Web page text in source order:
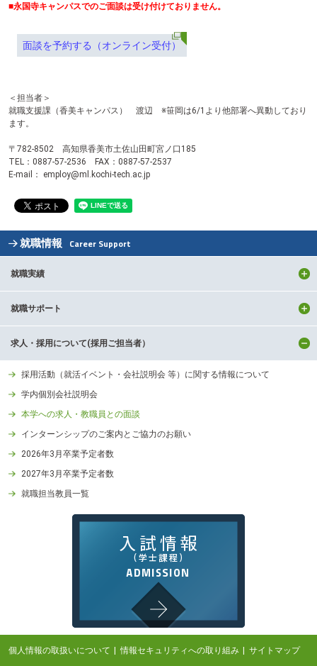
■永国寺キャンパスでのご面談は受け付けておりません。
面談を予約する（オンライン受付）
＜担当者＞
就職支援課（香美キャンパス） 渡辺 ※笹岡は6/1より他部署へ異動しており
ます。
〒782-8502 高知県香美市土佐山田町宮ノ口185
TEL：0887-57-2536 FAX：0887-57-2537
E-mail： employ@ml.kochi-tech.ac.jp
就職情報 Career Support
就職実績
就職サポート
求人・採用について(採用ご担当者）
採用活動（就活イベント・会社説明会 等）に関する情報について
学内個別会社説明会
本学への求人・教職員との面談
インターンシップのご案内とご協力のお願い
2026年3月卒業予定者数
2027年3月卒業予定者数
就職担当教員一覧
個人情報の取扱いについて 情報セキュリティへの取り組み サイトマップ